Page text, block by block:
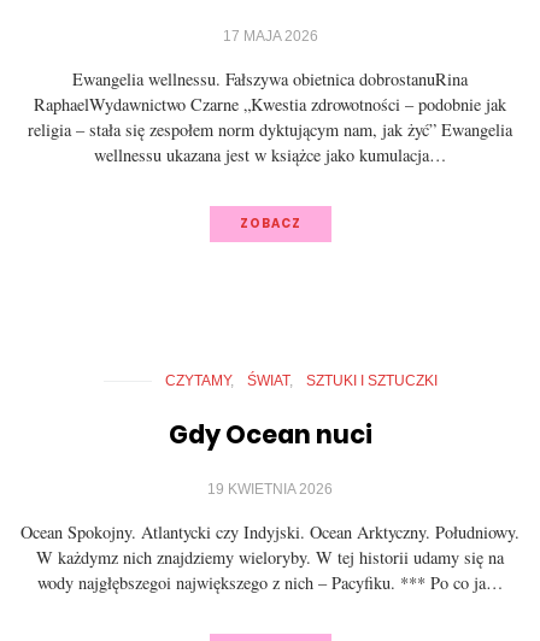
17 MAJA 2026
Ewangelia wellnessu. Fałszywa obietnica dobrostanuRina
RaphaelWydawnictwo Czarne „Kwestia zdrowotności – podobnie jak
religia – stała się zespołem norm dyktującym nam, jak żyć” Ewangelia
wellnessu ukazana jest w książce jako kumulacja…
ZOBACZ
CZYTAMY ŚWIAT SZTUKI I SZTUCZKI
Gdy Ocean nuci
19 KWIETNIA 2026
Ocean Spokojny. Atlantycki czy Indyjski. Ocean Arktyczny. Południowy.
W każdymz nich znajdziemy wieloryby. W tej historii udamy się na
wody najgłębszegoi największego z nich – Pacyfiku. *** Po co ja…